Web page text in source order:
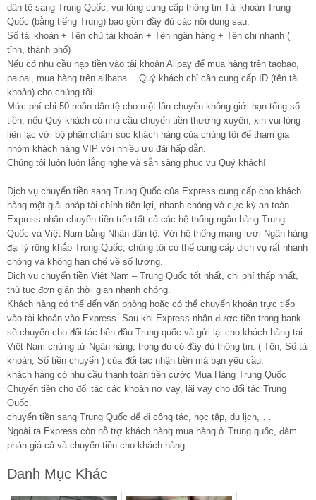
dân tệ sang Trung Quốc, vui lòng cung cấp thông tin Tài khoản Trung
Quốc (bằng tiếng Trung) bao gồm đầy đủ các nội dung sau:
Số tài khoản + Tên chủ tài khoản + Tên ngân hàng + Tên chi nhánh (
tỉnh, thành phố)
Nếu có nhu cầu nạp tiền vào tài khoản Alipay để mua hàng trên taobao,
paipai, mua hàng trên ailbaba… Quý khách chỉ cần cung cấp ID (tên tài
khoản) cho chúng tôi.
Mức phí chỉ 50 nhân dân tệ cho một lần chuyển không giới hạn tổng số
tiền, nếu Quý khách có nhu cầu chuyển tiền thường xuyên, xin vui lòng
liên lạc với bộ phận chăm sóc khách hàng của chúng tôi để tham gia
nhóm khách hàng VIP với nhiều ưu đãi hấp dẫn.
Chúng tôi luôn luôn lắng nghe và sẵn sàng phục vụ Quý khách!
Dịch vụ chuyển tiền sang Trung Quốc của Express cung cấp cho khách
hàng một giải pháp tài chính tiện lợi, nhanh chóng và cực kỳ an toàn.
Express nhận chuyển tiền trên tất cả các hệ thống ngân hàng Trung
Quốc và Việt Nam bằng Nhân dân tệ. Với hệ thống mạng lưới Ngân hàng
đại lý rộng khắp Trung Quốc, chúng tôi có thể cung cấp dịch vụ rất nhanh
chóng và không hạn chế về số lượng.
Dịch vụ chuyển tiền Việt Nam – Trung Quốc tốt nhất, chi phí thấp nhất,
thủ tục đơn giản thời gian nhanh chóng.
Khách hàng có thể đến văn phòng hoặc có thể chuyển khoản trực tiếp
vào tài khoản vào Express. Sau khi Express nhận được tiền trong bank
sẽ chuyển cho đối tác bên đầu Trung quốc và gửi lại cho khách hàng tại
Việt Nam chứng từ Ngân hàng, trong đó có đầy đủ thông tin: ( Tên, Số tài
khoản, Số tiền chuyển ) của đối tác nhận tiền mà bạn yêu cầu.
khách hàng có nhu cầu thanh toán tiền cước Mua Hàng Trung Quốc
Chuyển tiền cho đối tác các khoản nợ vay, lãi vay cho đối tác Trung
Quốc.
chuyển tiền sang Trung Quốc để đi công tác, học tập, du lịch, …
Ngoài ra Express còn hỗ trợ khách hàng mua hàng ở Trung quốc, đàm
phán giá cả và chuyển tiền cho khách hàng
Danh Mục Khác